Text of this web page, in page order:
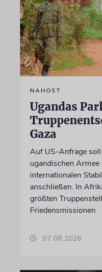
NAHOST
Ugandas
Gaza
Auf US-Anfrage
ugandischen Armee
internationalen
anschließen. In
größten
Friedensmissionen
07.08.2026